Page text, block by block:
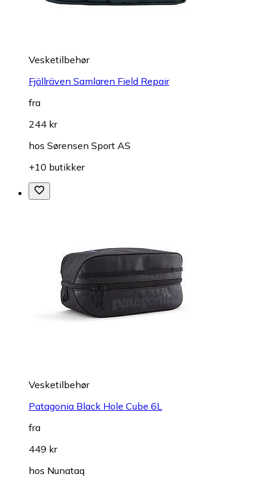
Vesketilbehør
Fjällräven Samlaren Field Repair
fra
244 kr
hos Sørensen Sport AS
+10 butikker
Vesketilbehør
Patagonia Black Hole Cube 6L
fra
449 kr
hos Nunataq